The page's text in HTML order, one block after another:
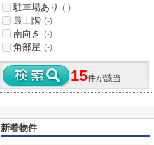
駐車場あり (-)
最上階 (-)
南向き (-)
角部屋 (-)
15件が該当
新着物件